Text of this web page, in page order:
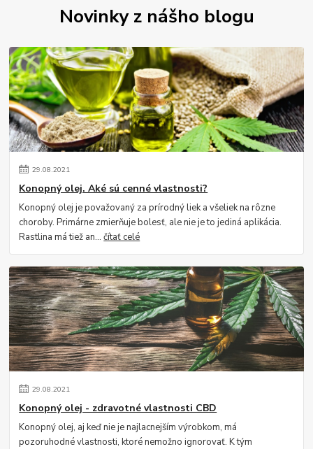
Novinky z nášho blogu
29.08.2021
Konopný olej. Aké sú cenné vlastnosti?
Konopný olej je považovaný za prírodný liek a všeliek na rôzne
choroby. Primárne zmierňuje bolesť, ale nie je to jediná aplikácia.
Rastlina má tiež an...čítať celé
29.08.2021
Konopný olej - zdravotné vlastnosti CBD
Konopný olej, aj keď nie je najlacnejším výrobkom, má
pozoruhodné vlastnosti, ktoré nemožno ignorovať. K tým